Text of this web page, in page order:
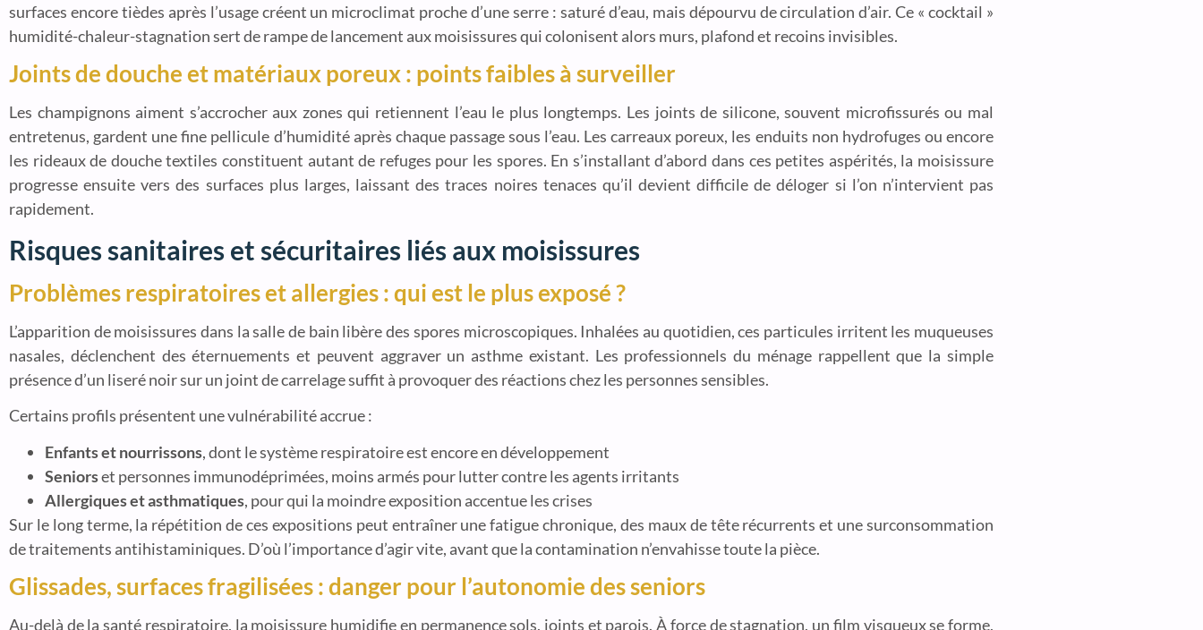
surfaces encore tièdes après l’usage créent un microclimat proche d’une serre : saturé d’eau, mais dépourvu de circulation d’air. Ce « cocktail »
humidité-chaleur-stagnation sert de rampe de lancement aux moisissures qui colonisent alors murs, plafond et recoins invisibles.
Joints de douche et matériaux poreux : points faibles à surveiller
Les champignons aiment s’accrocher aux zones qui retiennent l’eau le plus longtemps. Les joints de silicone, souvent microfissurés ou mal
entretenus, gardent une fine pellicule d’humidité après chaque passage sous l’eau. Les carreaux poreux, les enduits non hydrofuges ou encore
les rideaux de douche textiles constituent autant de refuges pour les spores. En s’installant d’abord dans ces petites aspérités, la moisissure
progresse ensuite vers des surfaces plus larges, laissant des traces noires tenaces qu’il devient difficile de déloger si l’on n’intervient pas
rapidement.
Risques sanitaires et sécuritaires liés aux moisissures
Problèmes respiratoires et allergies : qui est le plus exposé ?
L’apparition de moisissures dans la salle de bain libère des spores microscopiques. Inhalées au quotidien, ces particules irritent les muqueuses
nasales, déclenchent des éternuements et peuvent aggraver un asthme existant. Les professionnels du ménage rappellent que la simple
présence d’un liseré noir sur un joint de carrelage suffit à provoquer des réactions chez les personnes sensibles.
Certains profils présentent une vulnérabilité accrue :
Enfants et nourrissons, dont le système respiratoire est encore en développement
Seniorset personnes immunodéprimées, moins armés pour lutter contre les agents irritants
Allergiques et asthmatiques, pour qui la moindre exposition accentue les crises
Sur le long terme, la répétition de ces expositions peut entraîner une fatigue chronique, des maux de tête récurrents et une surconsommation
de traitements antihistaminiques. D’où l’importance d’agir vite, avant que la contamination n’envahisse toute la pièce.
Glissades, surfaces fragilisées : danger pour l’autonomie des seniors
Au-delà de la santé respiratoire, la moisissure humidifie en permanence sols, joints et parois. À force de stagnation, un film visqueux se forme,